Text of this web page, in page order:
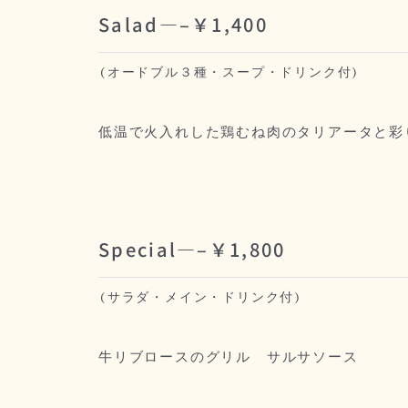
Salad—–￥1,400
(オードブル３種・スープ・ドリンク付)
低温で火入れした鶏むね肉のタリアータと
Special—–￥1,800
(サラダ・メイン・ドリンク付)
牛リブロースのグリル サルサソース